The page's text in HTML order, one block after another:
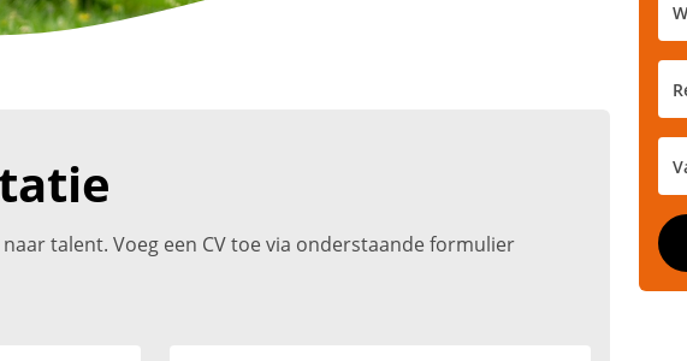
talent. Voeg een CV toe via onderstaande formulier